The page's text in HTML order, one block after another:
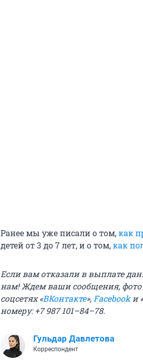
Ранее мы уже писали о том,как
детей от 3 до 7 лет, и о том,как
Если вам отказали в выплате
нам! Ждем ваши сообщения, фото
соцсетях «ВКонтакте», Facebookи «
номеру: +7 987 101–84–78.
Гульдар Давлетова
Корреспондент